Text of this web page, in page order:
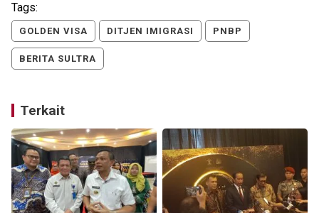
Tags:
GOLDEN VISA DITJEN IMIGRASI PNBP
BERITA SULTRA
Terkait